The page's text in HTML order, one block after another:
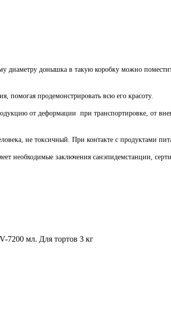
диаметру донышка в такую коробку можно
помогая продемонстрировать всю его красоту.
от деформации при транспортировке, от
не токсичный. При контакте с продуктами
необходимые заключения санэпидемстанции,
7200 мл. Для тортов 3 кг